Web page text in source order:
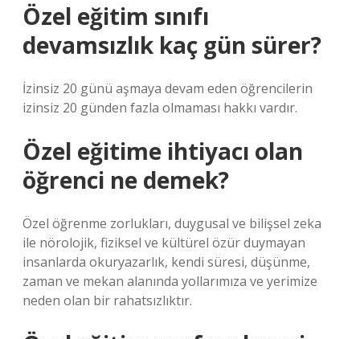
Özel eğitim sınıfı
devamsızlık kaç gün sürer?
İzinsiz 20 günü aşmaya devam eden öğrencilerin
izinsiz 20 günden fazla olmaması hakkı vardır.
Özel eğitime ihtiyacı olan
öğrenci ne demek?
Özel öğrenme zorlukları, duygusal ve bilişsel zeka
ile nörolojik, fiziksel ve kültürel özür duymayan
insanlarda okuryazarlık, kendi süresi, düşünme,
zaman ve mekan alanında yollarımıza ve yerimize
neden olan bir rahatsızlıktır.